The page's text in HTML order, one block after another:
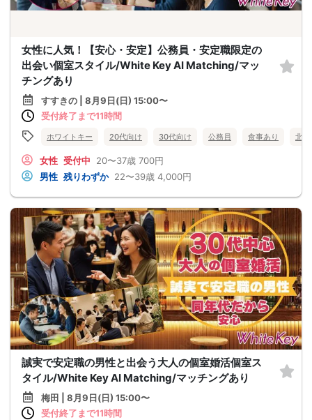
女性に人気！【安心・安定】公務員・安定職限定の
出会い個室スタイル/White Key AI Matching/マッ
チングあり
すすきの | 8月9日(日) 15:00〜
受付終了まで11時間
ホワイトキー 20代向け 30代向け 公務員 食事あり 北
女性 受付中 20〜37歳 700円
男性 残りわずか 22〜39歳 4,000円
誠実で安定職の男性と出会う大人の個室婚活個室ス
タイル/White Key AI Matching/マッチングあり
梅田 | 8月9日(日) 15:00〜
受付終了まで11時間